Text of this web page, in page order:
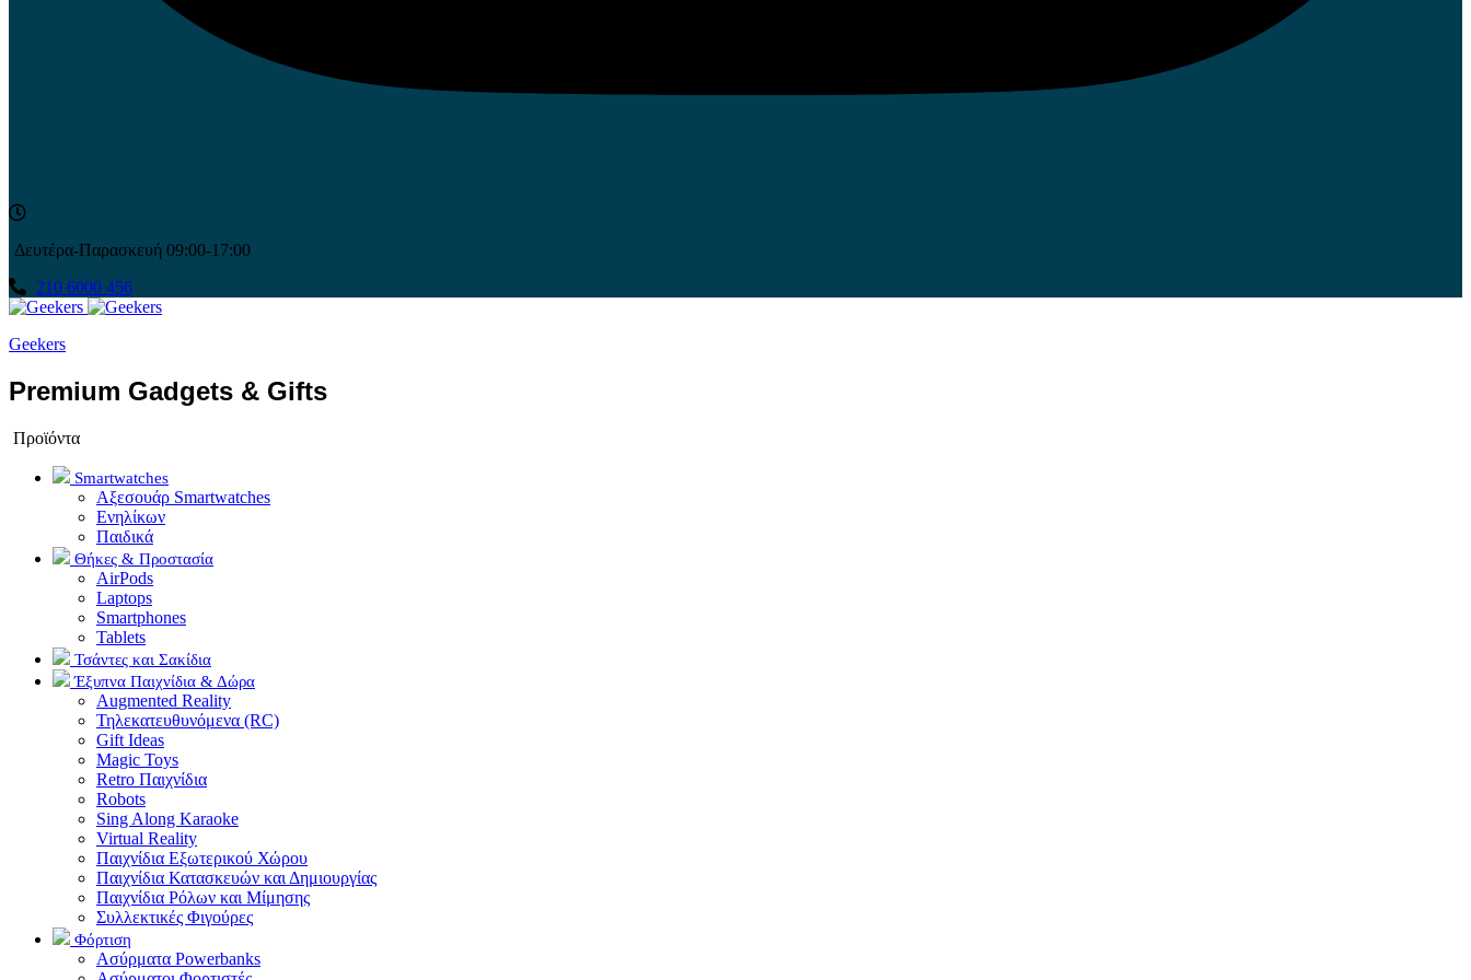
Δευτέρα-Παρασκευή 09:00-17:00
210 6000 456
Geekers
Premium Gadgets & Gifts
Προϊόντα
Smartwatches
Αξεσουάρ Smartwatches
Ενηλίκων
Παιδικά
Θήκες & Προστασία
AirPods
Laptops
Smartphones
Tablets
Τσάντες και Σακίδια
Έξυπνα Παιχνίδια & Δώρα
Augmented Reality
Τηλεκατευθυνόμενα (RC)
Gift Ideas
Magic Toys
Retro Παιχνίδια
Robots
Sing Along Karaoke
Virtual Reality
Παιχνίδια Εξωτερικού Χώρου
Παιχνίδια Κατασκευών και Δημιουργίας
Παιχνίδια Ρόλων και Μίμησης
Συλλεκτικές Φιγούρες
Φόρτιση
Ασύρματα Powerbanks